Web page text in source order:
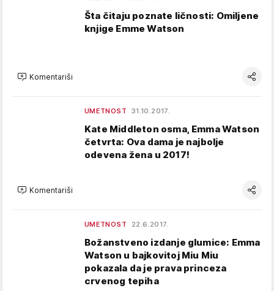
Šta čitaju poznate ličnosti: Omiljene
knjige Emme Watson
Komentariši
UMETNOST 31.10.2017.
Kate Middleton osma, Emma Watson
četvrta: Ova dama je najbolje
odevena žena u 2017!
Komentariši
UMETNOST 22.6.2017.
Božanstveno izdanje glumice: Emma
Watson u bajkovitoj Miu Miu
pokazala da je prava princeza
crvenog tepiha